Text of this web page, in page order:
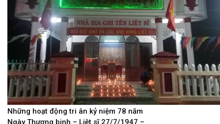
Những hoạt động tri ân kỷ niệm 78 năm
Ngày Thương binh – Liệt sĩ 27/7/1947 –